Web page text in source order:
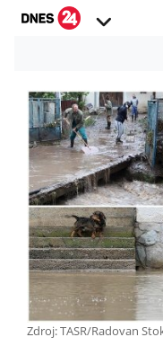
Zdroj: TASR/Radovan